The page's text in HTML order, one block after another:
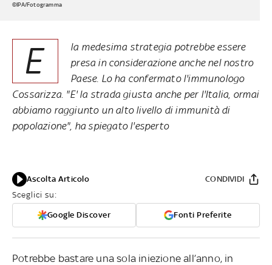
©IPA/Fotogramma
E
la medesima strategia potrebbe essere
presa in considerazione anche nel nostro
Paese. Lo ha confermato l'immunologo
Cossarizza. "E' la strada giusta anche per l'Italia, ormai
abbiamo raggiunto un alto livello di immunità di
popolazione", ha spiegato l'esperto
Ascolta Articolo
Sceglici su:
Google Discover Fonti Preferite
CONDIVIDI
Potrebbe bastare una sola iniezione all’anno, in